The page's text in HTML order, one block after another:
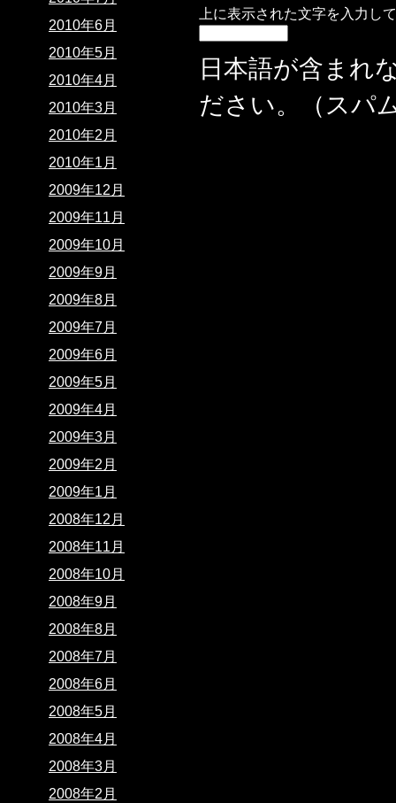
上に表示された文字を入力し
日本語が含まれ
ださい。（スパ
2010年6月
2010年5月
2010年4月
2010年3月
2010年2月
2010年1月
2009年12月
2009年11月
2009年10月
2009年9月
2009年8月
2009年7月
2009年6月
2009年5月
2009年4月
2009年3月
2009年2月
2009年1月
2008年12月
2008年11月
2008年10月
2008年9月
2008年8月
2008年7月
2008年6月
2008年5月
2008年4月
2008年3月
2008年2月